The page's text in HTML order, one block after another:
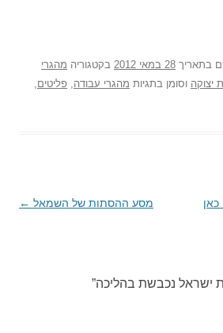
בתאריך 28 במאי 2012 בקטגוריה מהגרי
יצוקה וסומן בתגיות מהגרי עבודה פליטים
מסע ההסתות של השמאל ←
ישראל נכבשת בהליכה”